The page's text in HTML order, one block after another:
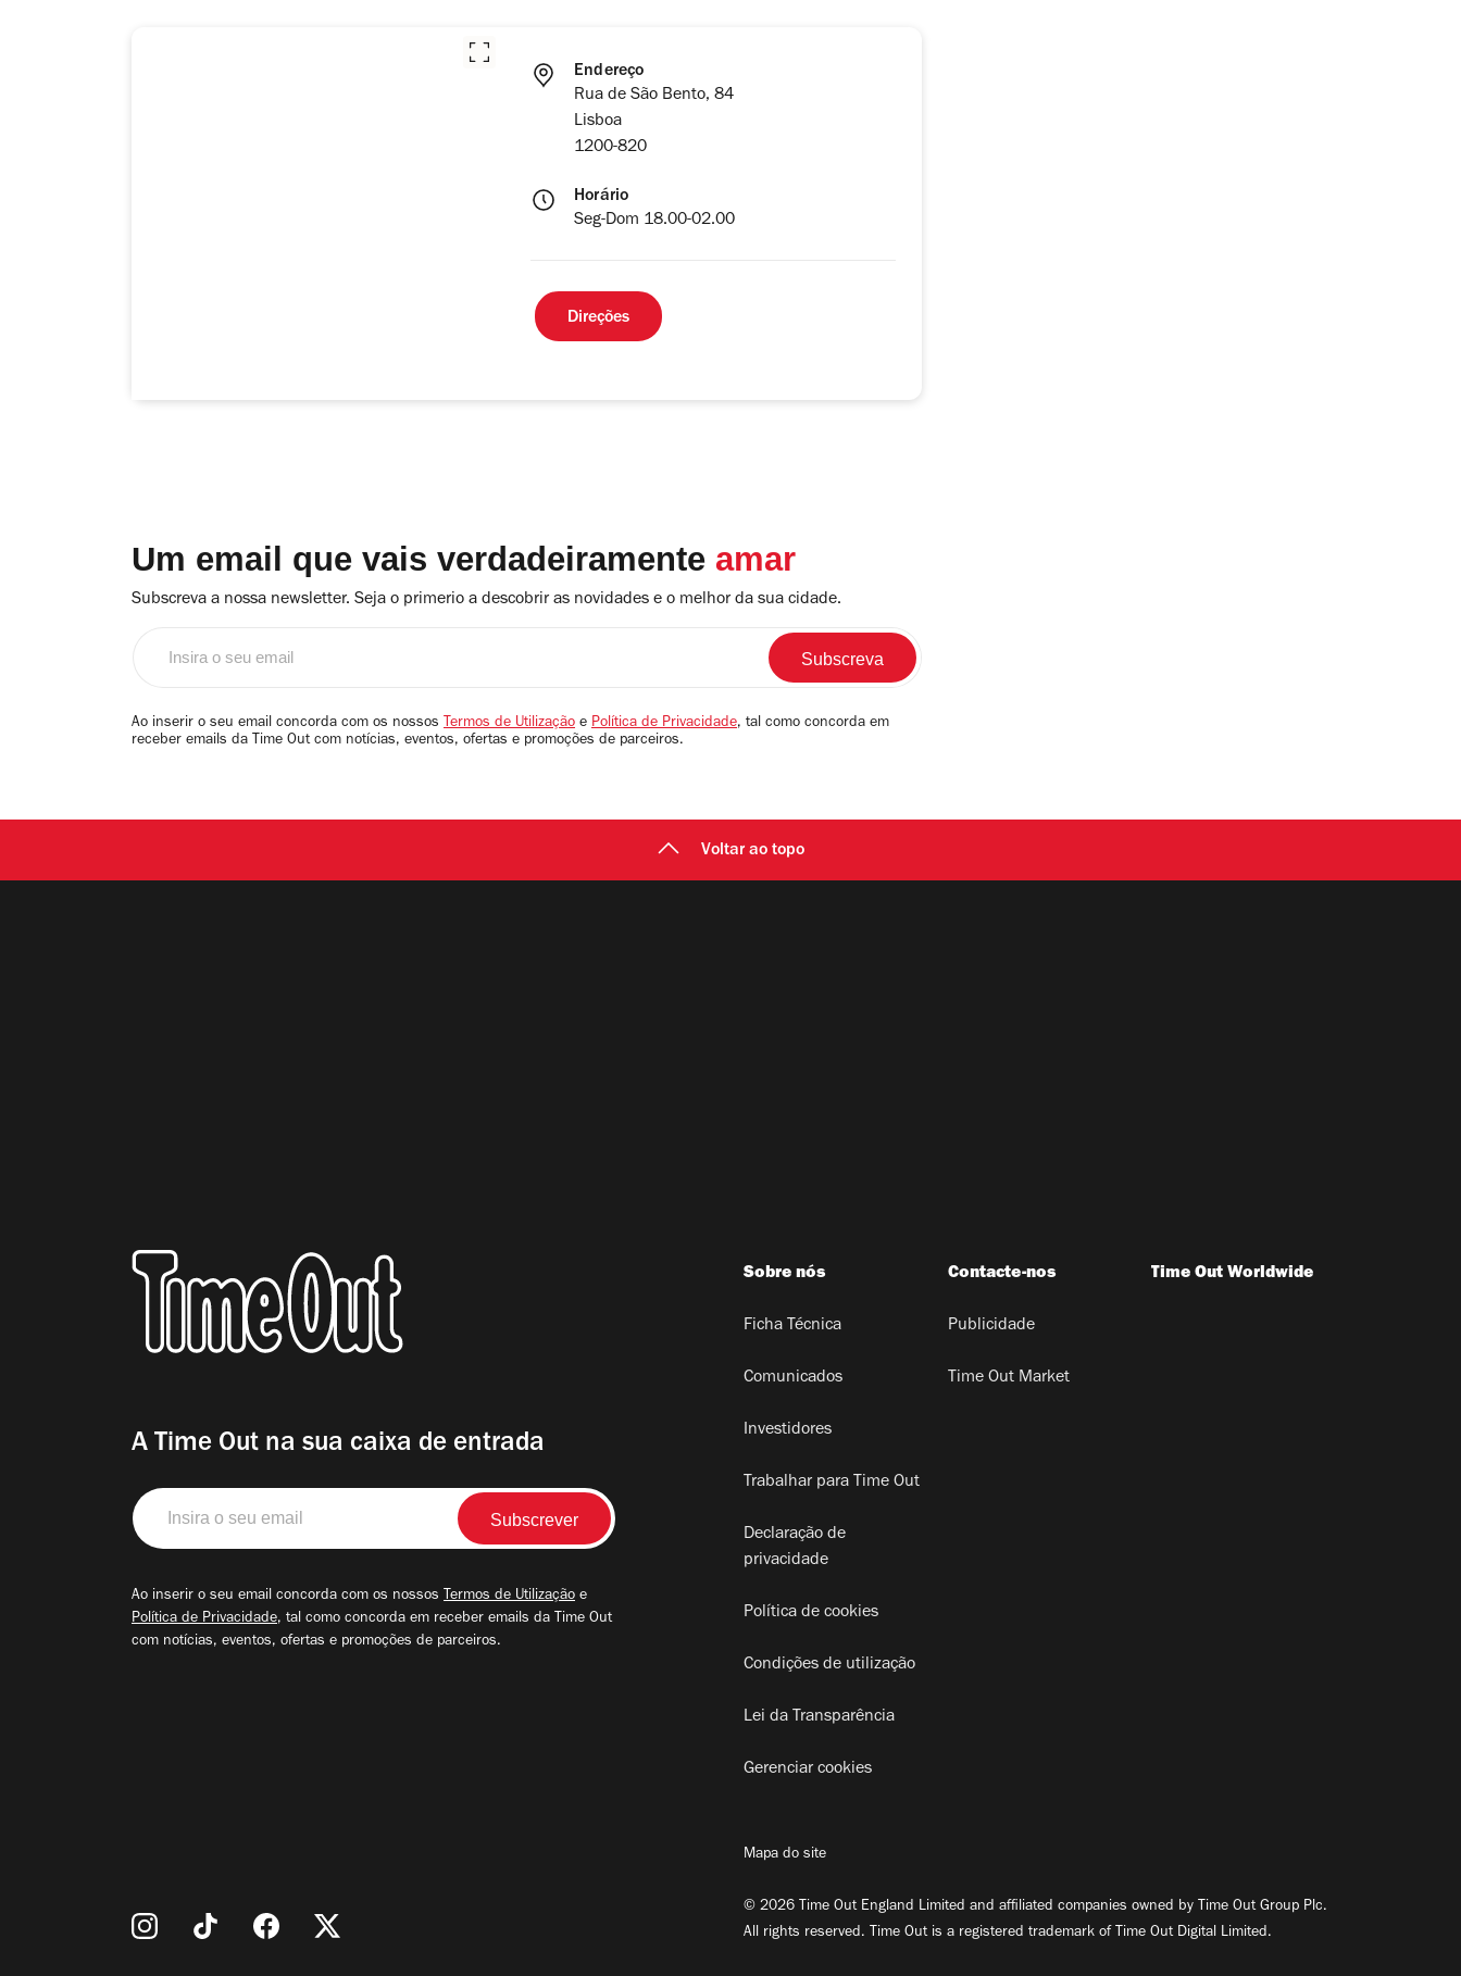
Endereço
Rua de São Bento, 84
Lisboa
1200-820
Horário
Seg-Dom 18.00-02.00
Direções
Um email que vais verdadeiramente amar
Subscreva a nossa newsletter. Seja o primerio a descobrir as novidades e o melhor da sua cidade.
email
Ao inserir o seu email concorda com os nossos Termos de Utilização e Política de Privacidade, tal como concorda em
receber emails da Time Out com notícias, eventos, ofertas e promoções de parceiros.
Voltar ao topo
A Time Out na sua caixa de entrada
Insira
o
seu
Ao inserir o seu email concorda com os nossos Termos de Utilização e
Política de Privacidade, tal como concorda em receber emails da Time Out
com notícias, eventos, ofertas e promoções de parceiros.
Sobre nós
Ficha Técnica
Comunicados
Investidores
Trabalhar para Time Out
Declaração de
privacidade
Política de cookies
Condições de utilização
Lei da Transparência
Gerenciar cookies
Contacte-nos
Publicidade
Time Out Market
Time Out Worldwide
Mapa do site
© 2026 Time Out England Limited and affiliated companies owned by Time Out Group Plc.
All rights reserved. Time Out is a registered trademark of Time Out Digital Limited.